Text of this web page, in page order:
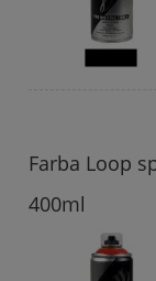
Farba Loop
400ml